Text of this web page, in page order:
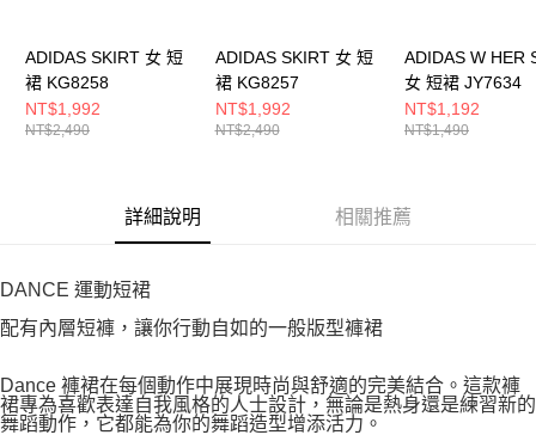
ADIDAS SKIRT 女 短
裙 KG8258
NT$1,992
NT$2,490
ADIDAS SKIRT 女 短
裙 KG8257
NT$1,992
NT$2,490
ADIDAS W HER
女 短裙 JY7634
NT$1,192
NT$1,490
詳細說明 相關推薦
DANCE 運動短裙
配有內層短褲，讓你行動自如的一般版型褲裙
Dance 褲裙在每個動作中展現時尚與舒適的完美結合。這款褲
裙專為喜歡表達自我風格的人士設計，無論是熱身還是練習新的
舞蹈動作，它都能為你的舞蹈造型增添活力。